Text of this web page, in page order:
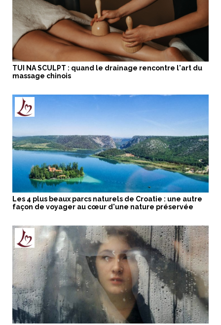
TUI NA SCULPT : quand le drainage rencontre l'art du
massage chinois
Les 4 plus beaux parcs naturels de Croatie : une autre
façon de voyager au cœur d'une nature préservée